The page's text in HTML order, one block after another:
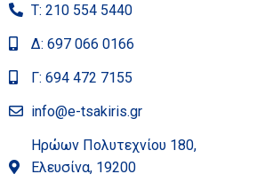
Τ: 210 554 5440
Δ: 697 066 0166
Γ: 694 472 7155
info@e-tsakiris.gr
Ηρώων Πολυτεχνίου 180,
Ελευσίνα, 19200